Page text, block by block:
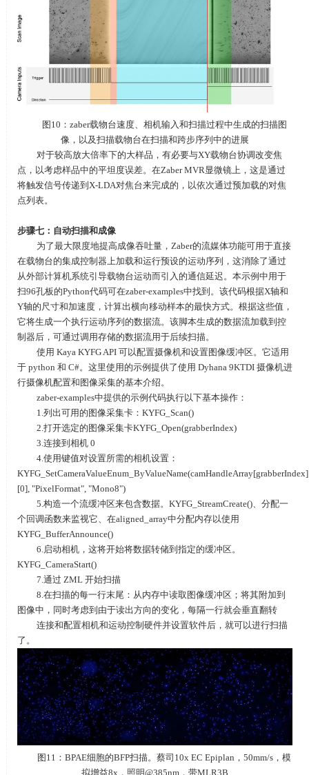
图10：zaber载物台速度、相机输入和扫描过程中生成的扫描图
像，以及扫描载物台在扫描和跨步序列中的进展
对于较高放大倍率下的大样品，有必要与XY载物台协调改变焦
点，以考虑样品中的平坦度误差。在Zaber MVR显微镜上，这是通过
将触发信号传递到X-LDA对焦台来完成的，以依次通过预加载的对焦
点列表。
步骤七：自动扫描和成像
为了最大限度地提高成像吞吐量，Zaber的流媒体功能可用于直接
在载物台的集成控制器上加载和运行预设的运动序列，这消除了通过
从外部计算机系统引导载物台运动而引入的通信延迟。本示例中用于
扫96孔板的Python代码可在zaber-examples中找到。该代码根据X轴和
Y轴的尺寸和加速度，计算出横向移动样本的最快方式。根据这些值，
它将生成一个执行运动序列的数据流。该脚本生成的数据流加载到控
制器后，可通过调用存储的数据流用于后续扫描。
使用 Kaya KYFG API 可以配置摄像机和设置图像缓冲区。它适用
于 python 和 C#。这里使用的示例提供了使用 Dyhana 9KTDI 摄像机进
行摄像机配置和图像采集的基本介绍。
zaber-examples中提供的示例代码执行以下基本操作：
1.列出可用的图像采集卡：KYFG_Scan()
2.打开选定的图像采集卡KYFG_Open(grabberIndex)
3.连接到相机 0
4.使用键值对设置所需的相机设置：
KYFG_SetCameraValueEnum_ByValueName(camHandleArray[grabberIndex]
[0], "PixelFormat", "Mono8")
5.构造一个流缓冲区来包含数据。KYFG_StreamCreate()、分配一
个回调函数来监视它、在aligned_array中分配内存以使用
KYFG_BufferAnnounce()
6.启动相机，这将开始将数据转储到指定的缓冲区。
KYFG_CameraStart()
7.通过 ZML 开始扫描
8.在扫描的每一行末尾：从内存中读取图像缓冲区；将其附加到
图像中，同时考虑到由于读出方向的变化，每隔一行就会垂直翻转
连接和配置相机和运动控制硬件并设置软件后，就可以进行扫描
了。
图11：BPAE细胞的BFP扫描。蔡司10x EC Epiplan，50mm/s，模
拟增益8x，照明@385nm，带MLR3B